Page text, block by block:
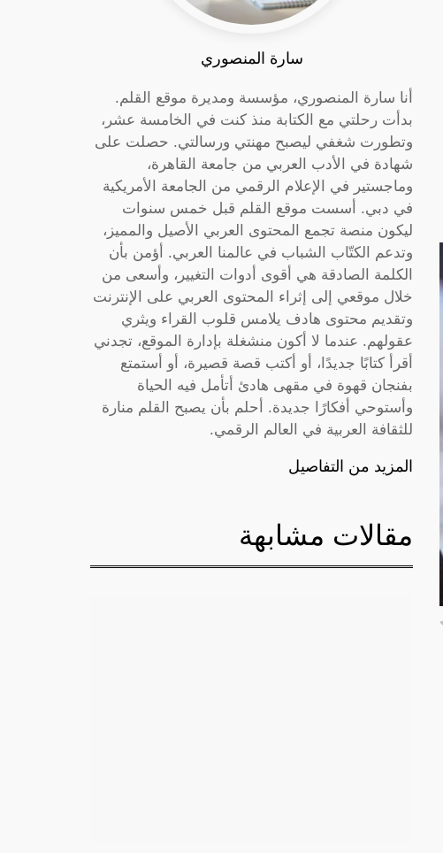
سارة المنصوري
أنا سارة المنصوري، مؤسسة ومديرة موقع القلم.
بدأت رحلتي مع الكتابة منذ كنت في الخامسة عشر،
وتطورت شغفي ليصبح مهنتي ورسالتي. حصلت على
شهادة في الأدب العربي من جامعة القاهرة،
وماجستير في الإعلام الرقمي من الجامعة الأمريكية
في دبي. أسست موقع القلم قبل خمس سنوات
ليكون منصة تجمع المحتوى العربي الأصيل والمميز،
وتدعم الكتّاب الشباب في عالمنا العربي. أؤمن بأن
الكلمة الصادقة هي أقوى أدوات التغيير، وأسعى من
خلال موقعي إلى إثراء المحتوى العربي على الإنترنت
وتقديم محتوى هادف يلامس قلوب القراء ويثري
عقولهم. عندما لا أكون منشغلة بإدارة الموقع، تجدني
أقرأ كتابًا جديدًا، أو أكتب قصة قصيرة، أو أستمتع
بفنجان قهوة في مقهى هادئ أتأمل فيه الحياة
وأستوحي أفكارًا جديدة. أحلم بأن يصبح القلم منارة
للثقافة العربية في العالم الرقمي.
المزيد من التفاصيل
مقالات مشابهة